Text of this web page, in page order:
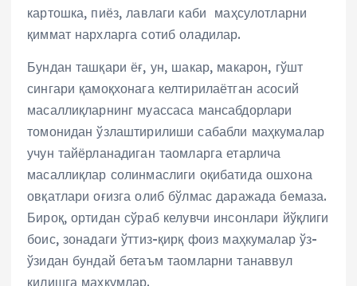
картошка, пиёз, лавлаги каби маҳсулотларни
қиммат нархларга сотиб оладилар.
Бундан ташқари ёғ, ун, шакар, макарон, гўшт
сингари қамоқхонага келтирилаётган асосий
масаллиқларнинг муассаса мансабдорлари
томонидан ўзлаштирилиши сабабли маҳкумалар
учун тайёрланадиган таомларга етарлича
масаллиқлар солинмаслиги оқибатида ошхона
овқатлари оғизга олиб бўлмас даражада бемаза.
Бироқ, ортидан сўраб келувчи инсонлари йўқлиги
боис, зонадаги ўттиз-қирқ фоиз маҳкумалар ўз-
ўзидан бундай бетаъм таомларни танаввул
қилишга маҳкумлар.